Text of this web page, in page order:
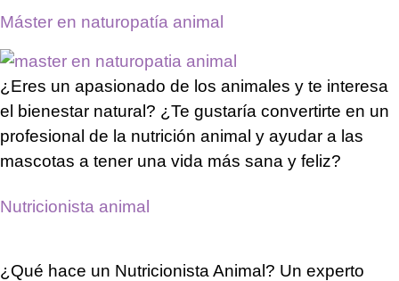
Máster en naturopatía animal
¿Eres un apasionado de los animales y te interesa
el bienestar natural? ¿Te gustaría convertirte en un
profesional de la nutrición animal y ayudar a las
mascotas a tener una vida más sana y feliz?
Nutricionista animal
¿Qué hace un Nutricionista Animal? Un experto